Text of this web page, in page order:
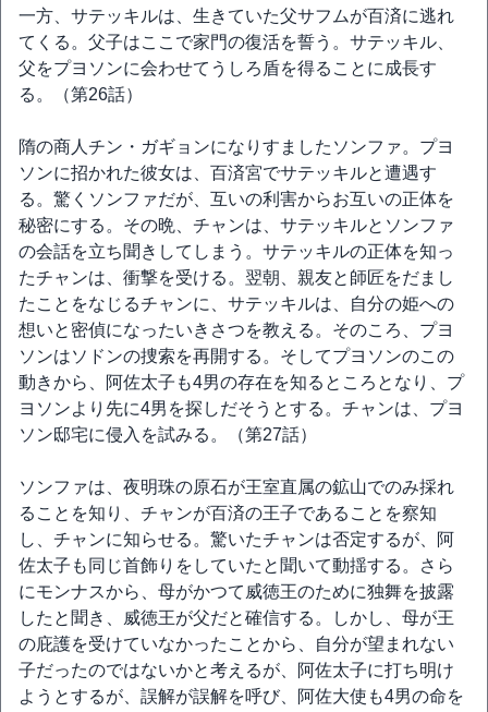
一方、サテッキルは、生きていた父サフムが百済に逃れ
てくる。父子はここで家門の復活を誓う。サテッキル、
父をプヨソンに会わせてうしろ盾を得ることに成長す
る。（第26話）
隋の商人チン・ガギョンになりすましたソンファ。プヨ
ソンに招かれた彼女は、百済宮でサテッキルと遭遇す
る。驚くソンファだが、互いの利害からお互いの正体を
秘密にする。その晩、チャンは、サテッキルとソンファ
の会話を立ち聞きしてしまう。サテッキルの正体を知っ
たチャンは、衝撃を受ける。翌朝、親友と師匠をだまし
たことをなじるチャンに、サテッキルは、自分の姫への
想いと密偵になったいきさつを教える。そのころ、プヨ
ソンはソドンの捜索を再開する。そしてプヨソンのこの
動きから、阿佐太子も4男の存在を知るところとなり、プ
ヨソンより先に4男を探しだそうとする。チャンは、プヨ
ソン邸宅に侵入を試みる。（第27話）
ソンファは、夜明珠の原石が王室直属の鉱山でのみ採れ
ることを知り、チャンが百済の王子であることを察知
し、チャンに知らせる。驚いたチャンは否定するが、阿
佐太子も同じ首飾りをしていたと聞いて動揺する。さら
にモンナスから、母がかつて威徳王のために独舞を披露
したと聞き、威徳王が父だと確信する。しかし、母が王
の庇護を受けていなかったことから、自分が望まれない
子だったのではないかと考えるが、阿佐太子に打ち明け
ようとするが、誤解が誤解を呼び、阿佐大使も4男の命を